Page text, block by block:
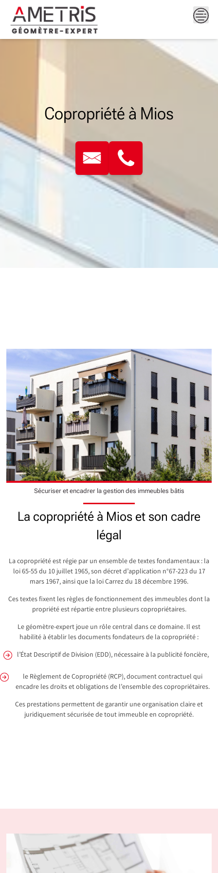
content
Copropriété à Mios
Sécuriser et encadrer la gestion des immeubles bâtis
La copropriété à Mios et son cadre
légal
La copropriété est régie par un ensemble de textes fondamentaux : la
loi 65-55 du 10 juillet 1965, son décret d’application n°67-223 du 17
mars 1967, ainsi que la loi Carrez du 18 décembre 1996.
Ces textes fixent les règles de fonctionnement des immeubles dont la
propriété est répartie entre plusieurs copropriétaires.
Le géomètre-expert joue un rôle central dans ce domaine. Il est
habilité à établir les documents fondateurs de la copropriété :
l’État Descriptif de Division (EDD), nécessaire à la publicité foncière,
le Règlement de Copropriété (RCP), document contractuel qui
encadre les droits et obligations de l’ensemble des copropriétaires.
Ces prestations permettent de garantir une organisation claire et
juridiquement sécurisée de tout immeuble en copropriété.